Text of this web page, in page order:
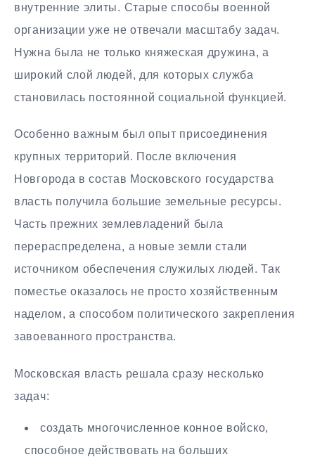
внутренние элиты. Старые способы военной
организации уже не отвечали масштабу задач.
Нужна была не только княжеская дружина, а
широкий слой людей, для которых служба
становилась постоянной социальной функцией.
Особенно важным был опыт присоединения
крупных территорий. После включения
Новгорода в состав Московского государства
власть получила большие земельные ресурсы.
Часть прежних землевладений была
перераспределена, а новые земли стали
источником обеспечения служилых людей. Так
поместье оказалось не просто хозяйственным
наделом, а способом политического закрепления
завоеванного пространства.
Московская власть решала сразу несколько
задач:
создать многочисленное конное войско,
способное действовать на больших